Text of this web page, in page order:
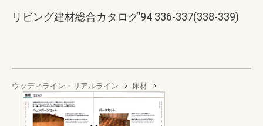
リビング建材総合カタログ’94 336-337(338-339)
ウッディライン・リアルライン 床材